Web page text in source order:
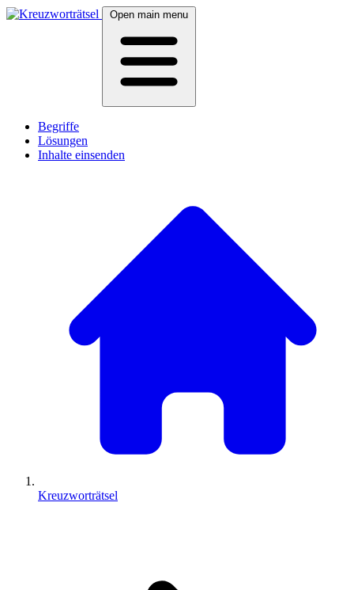
Open main menu
Begriffe
Lösungen
Inhalte einsenden
Kreuzworträtsel